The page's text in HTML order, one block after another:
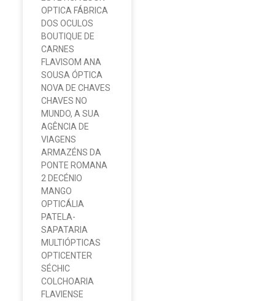
OPTICA FÁBRICA
DOS OCULOS
BOUTIQUE DE
CARNES
FLAVISOM ANA
SOUSA ÓPTICA
NOVA DE CHAVES
CHAVES NO
MUNDO, A SUA
AGÊNCIA DE
VIAGENS
ARMAZÉNS DA
PONTE ROMANA
2 DECÉNIO
MANGO
OPTICÁLIA
PATELA-
SAPATARIA
MULTIÓPTICAS
OPTICENTER
SÉCHIC
COLCHOARIA
FLAVIENSE